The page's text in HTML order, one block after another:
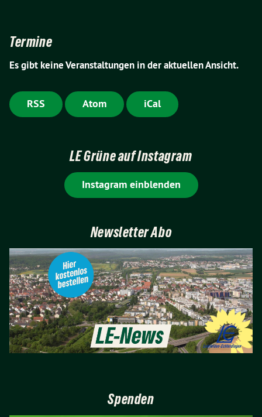
Termine
Es gibt keine Veranstaltungen in der aktuellen Ansicht.
RSS Atom iCal
LE Grüne auf Instagram
Instagram einblenden
Newsletter Abo
Spenden